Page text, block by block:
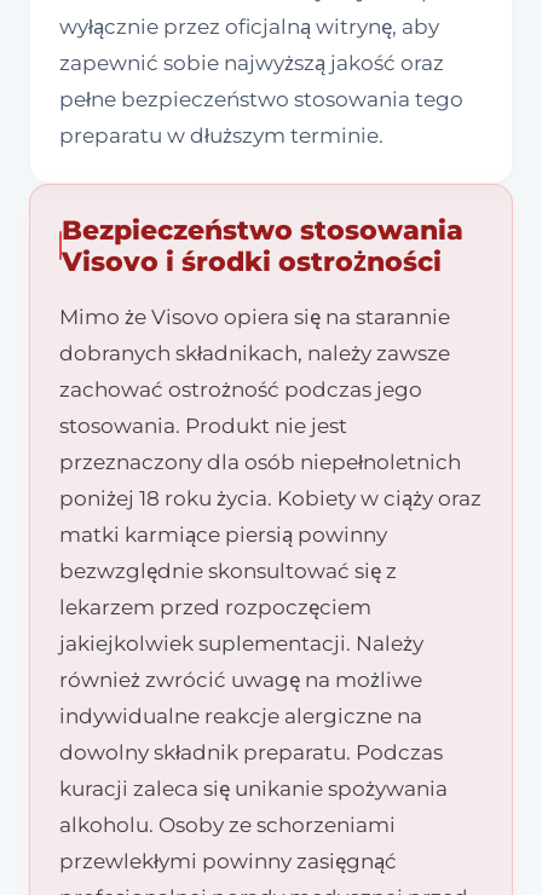
wyłącznie przez oficjalną witrynę, aby
zapewnić sobie najwyższą jakość oraz
pełne bezpieczeństwo stosowania tego
preparatu w dłuższym terminie.
Bezpieczeństwo stosowania
Visovo i środki ostrożności
Mimo że Visovo opiera się na starannie
dobranych składnikach, należy zawsze
zachować ostrożność podczas jego
stosowania. Produkt nie jest
przeznaczony dla osób niepełnoletnich
poniżej 18 roku życia. Kobiety w ciąży oraz
matki karmiące piersią powinny
bezwzględnie skonsultować się z
lekarzem przed rozpoczęciem
jakiejkolwiek suplementacji. Należy
również zwrócić uwagę na możliwe
indywidualne reakcje alergiczne na
dowolny składnik preparatu. Podczas
kuracji zaleca się unikanie spożywania
alkoholu. Osoby ze schorzeniami
przewlekłymi powinny zasięgnąć